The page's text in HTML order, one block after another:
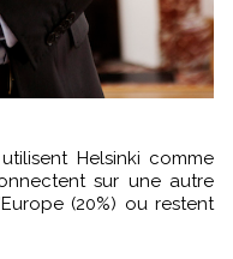
sur une autre
(20%) ou restent